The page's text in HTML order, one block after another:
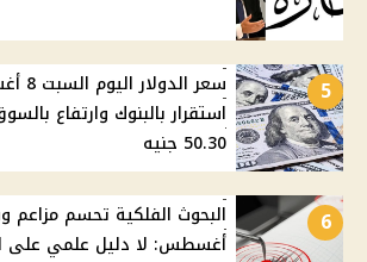
5
استقرار بالبنوك وارتفاع
50.30 جنيه
6
أغسطس: لا دليل علمي على